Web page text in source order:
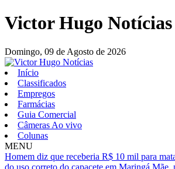
Victor Hugo
Domingo, 09 de Agosto de 2026
Início
Classificados
Empregos
Farmácias
Guia Comercial
Câmeras Ao vivo
Colunas
MENU
Homem diz que receberia R$ 10 mil para
do uso correto do capacete em Maringá Mãe,